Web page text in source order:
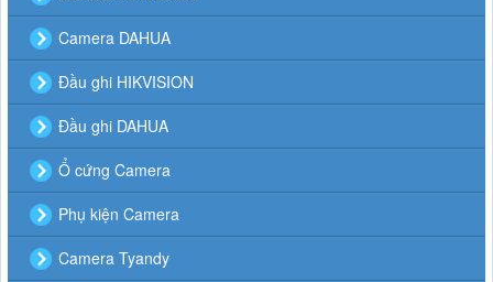
Camera DAHUA
Đầu ghi HIKVISION
Đầu ghi DAHUA
Ổ cứng Camera
Phụ kiện Camera
Camera Tyandy